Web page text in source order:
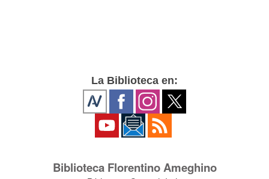
La Biblioteca en:
Biblioteca Florentino Ameghino